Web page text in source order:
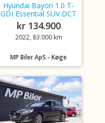
Hyundai Bayon 1.0 T-
GDI Essential SUV DCT
kr 134.900
2022, 83.000 km
MP Biler ApS - Køge